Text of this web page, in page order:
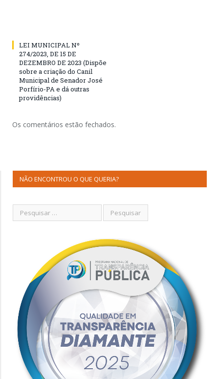
LEI MUNICIPAL Nº
274/2023, DE 15 DE
DEZEMBRO DE 2023 (Dispõe
sobre a criação do Canil
Municipal de Senador José
Porfírio-PA e dá outras
providências)
Os comentários estão fechados.
NÃO ENCONTROU O QUE QUERIA?